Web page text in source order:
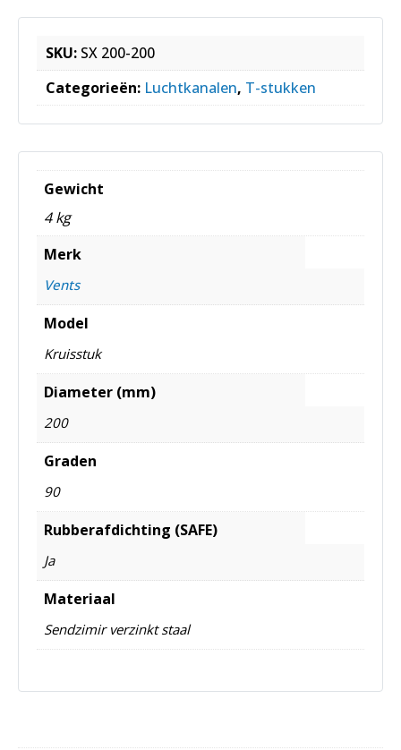
SKU: SX 200-200
Categorieën: Luchtkanalen, T-stukken
Gewicht
4 kg
Merk
Vents
Model
Kruisstuk
Diameter (mm)
200
Graden
90
Rubberafdichting (SAFE)
Ja
Materiaal
Sendzimir verzinkt staal